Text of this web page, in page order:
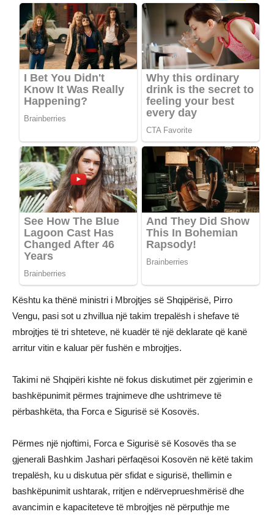
Kështu ka thënë ministri i Mbrojtjes së Shqipërisë, Pirro
Vengu, pasi sot u zhvillua një takim trepalësh i shefave të
mbrojtjes të tri shteteve, në kuadër të një deklarate që kanë
arritur vitin e kaluar për fushën e mbrojtjes.
Takimi në Shqipëri kishte në fokus diskutimet për zgjerimin e
bashkëpunimit përmes trajnimeve dhe ushtrimeve të
përbashkëta, tha Forca e Sigurisë së Kosovës.
Përmes një njoftimi, Forca e Sigurisë së Kosovës tha se
gjenerali Bashkim Jashari përfaqësoi Kosovën në këtë takim
trepalësh, ku u diskutua për sfidat e sigurisë, thellimin e
bashkëpunimit ushtarak, rritjen e ndërveprueshmërisë dhe
avancimin e kapaciteteve të mbrojtjes në përputhje me